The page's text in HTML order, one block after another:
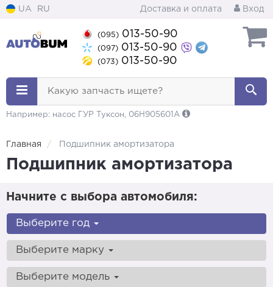
UA RU Доставка и оплата Вход
(095) 013-50-90
(097) 013-50-90
(073) 013-50-90
Какую запчасть ищете?
Например: насос ГУР Туксон, 06H905601A
Главная Подшипник амортизатора
Подшипник амортизатора
Начните с выбора автомобиля:
Выберите год
Выберите марку
Выберите модель